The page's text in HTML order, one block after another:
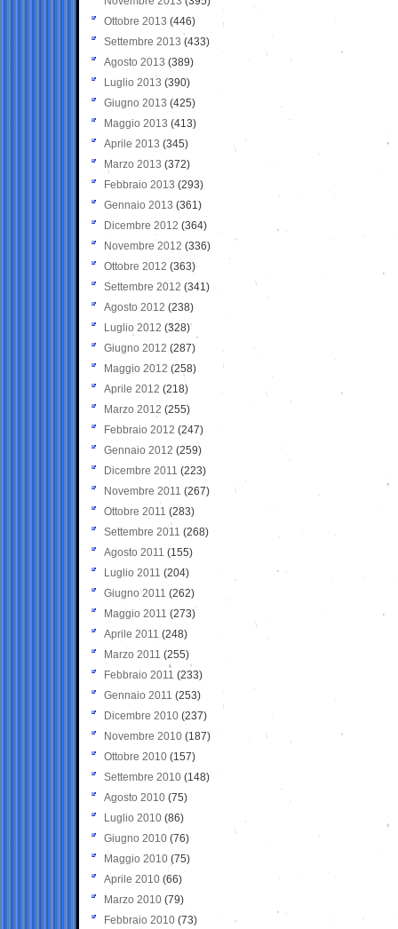
Ottobre 2013 (446)
Settembre 2013 (433)
Agosto 2013 (389)
Luglio 2013 (390)
Giugno 2013 (425)
Maggio 2013 (413)
Aprile 2013 (345)
Marzo 2013 (372)
Febbraio 2013 (293)
Gennaio 2013 (361)
Dicembre 2012 (364)
Novembre 2012 (336)
Ottobre 2012 (363)
Settembre 2012 (341)
Agosto 2012 (238)
Luglio 2012 (328)
Giugno 2012 (287)
Maggio 2012 (258)
Aprile 2012 (218)
Marzo 2012 (255)
Febbraio 2012 (247)
Gennaio 2012 (259)
Dicembre 2011 (223)
Novembre 2011 (267)
Ottobre 2011 (283)
Settembre 2011 (268)
Agosto 2011 (155)
Luglio 2011 (204)
Giugno 2011 (262)
Maggio 2011 (273)
Aprile 2011 (248)
Marzo 2011 (255)
Febbraio 2011 (233)
Gennaio 2011 (253)
Dicembre 2010 (237)
Novembre 2010 (187)
Ottobre 2010 (157)
Settembre 2010 (148)
Agosto 2010 (75)
Luglio 2010 (86)
Giugno 2010 (76)
Maggio 2010 (75)
Aprile 2010 (66)
Marzo 2010 (79)
Febbraio 2010 (73)